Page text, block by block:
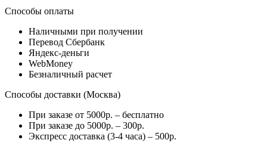
Способы оплаты
Наличными при получении
Перевод Сбербанк
Яндекс-деньги
WebMoney
Безналичный расчет
Способы доставки (Москва)
При заказе от 5000р. – бесплатно
При заказе до 5000р. – 300р.
Экспресс доставка (3-4 часа) – 500р.